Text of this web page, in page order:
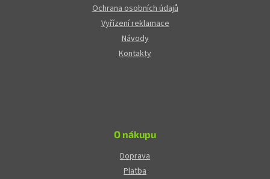
Ochrana osobních údajů
Vyřízení reklamace
Návody
Kontakty
O nákupu
Doprava
Platba